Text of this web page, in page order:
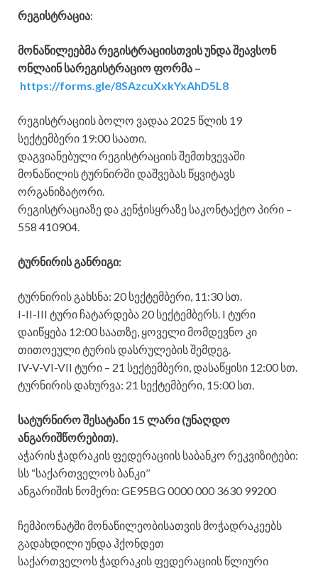
რეგისტრაცია:
მონაწილეებმა რეგისტრაციისთვის უნდა შეავსონ
ონლაინ სარეგისტრაციო ფორმა –
https://forms.gle/8SAzcuXxkYxAhD5L8
რეგისტრაციის ბოლო ვადაა 2025 წლის 19
სექტემბერი 19:00 საათი.
დაგვიანებული რეგისტრაციის შემთხვევაში
მონაწილის ტურნირში დაშვებას წყვიტავს
ორგანიზატორი.
რეგისტრაციაზე და კენჭისყრაზე საკონტაქტო პირი –
558 410904.
ტურნირის განრიგი:
ტურნირის გახსნა: 20 სექტემბერი, 11:30 სთ.
I-II-III ტური ჩატარდება 20 სექტემბერს. I ტური
დაიწყება 12:00 საათზე, ყოველი მომდევნო კი
თითოეული ტურის დასრულების შემდეგ.
IV-V-VI-VII ტური – 21 სექტემბერი, დასაწყისი 12:00 სთ.
ტურნირის დახურვა: 21 სექტემბერი, 15:00 სთ.
სატურნირო შესატანი 15 ლარი (უნაღდო
ანგარიშწორებით).
აჭარის ჭადრაკის ფედერაციის საბანკო რეკვიზიტები:
სს “საქართველოს ბანკი’’
ანგარიშის ნომერი: GE95BG 0000 000 3630 99200
ჩემპიონატში მონაწილეობისათვის მოჭადრაკეებს
გადახდილი უნდა ჰქონდეთ
საქართველოს ჭადრაკის ფედერაციის წლიური